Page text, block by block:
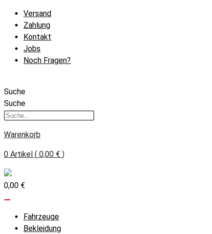
Zum
Inhalt
springen
Versand
Zahlung
Kontakt
Jobs
Noch Fragen?
Suche
Suche
Warenkorb
0 Artikel ( 0,00 € )
0,00 €
Fahrzeuge
Bekleidung